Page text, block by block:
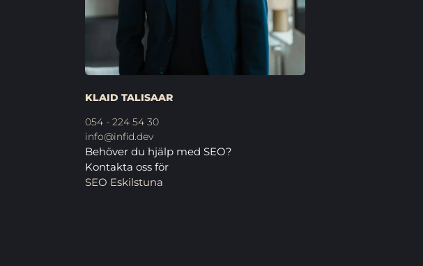
KLAID TALISAAR
054 - 224 54 30
info@infid.dev
Behöver du hjälp med SEO?
Kontakta oss för
SEO Eskilstuna